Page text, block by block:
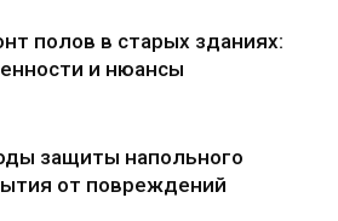
полов в старых зданиях:
и нюансы
защиты напольного
от повреждений